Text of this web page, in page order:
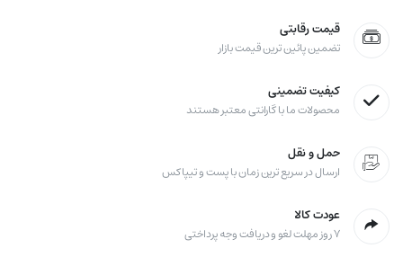
قیمت رقابتی
تضمین پائین ترین قیمت بازار
کیفیت تضمینی
محصولات ما با گارانتی معتبر هستند
حمل و نقل
ارسال در سریع ترین زمان با پست و تیپاکس
عودت کالا
۷ روز مهلت لغو و دریافت وجه پرداختی